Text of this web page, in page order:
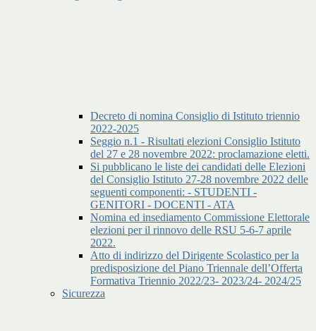
Decreto di nomina Consiglio di Istituto triennio
2022-2025
Seggio n.1 - Risultati elezioni Consiglio Istituto
del 27 e 28 novembre 2022: proclamazione eletti.
Si pubblicano le liste dei candidati delle Elezioni
del Consiglio Istituto 27-28 novembre 2022 delle
seguenti componenti: - STUDENTI -
GENITORI - DOCENTI - ATA
Nomina ed insediamento Commissione Elettorale
elezioni per il rinnovo delle RSU 5-6-7 aprile
2022.
Atto di indirizzo del Dirigente Scolastico per la
predisposizione del Piano Triennale dell’Offerta
Formativa Triennio 2022/23- 2023/24- 2024/25
Sicurezza